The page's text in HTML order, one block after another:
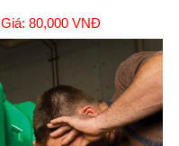
Giá: 80,000 VNĐ